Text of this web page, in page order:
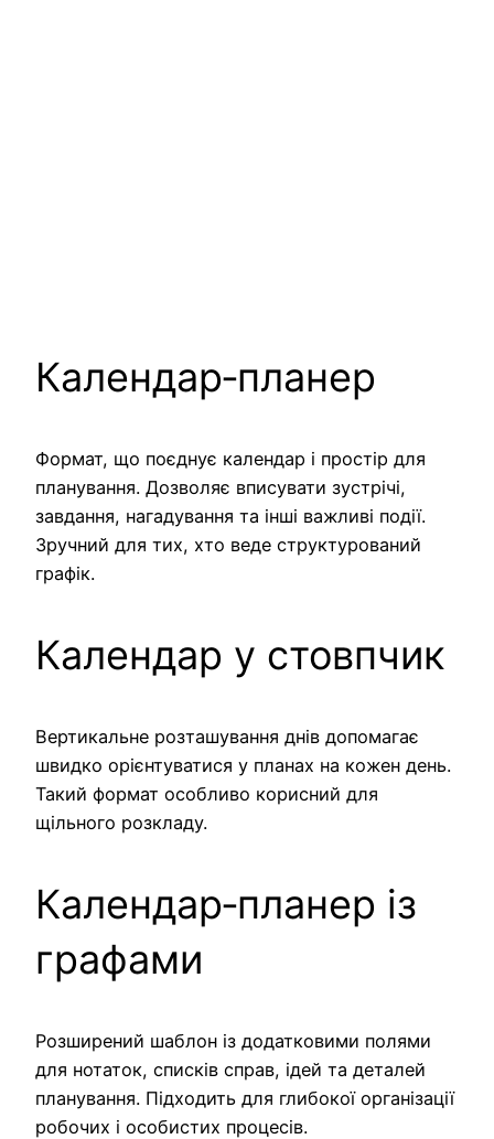
Календар‑планер
Формат, що поєднує календар і простір для
планування. Дозволяє вписувати зустрічі,
завдання, нагадування та інші важливі події.
Зручний для тих, хто веде структурований
графік.
Календар у стовпчик
Вертикальне розташування днів допомагає
швидко орієнтуватися у планах на кожен день.
Такий формат особливо корисний для
щільного розкладу.
Календар‑планер із
графами
Розширений шаблон із додатковими полями
для нотаток, списків справ, ідей та деталей
планування. Підходить для глибокої організації
робочих і особистих процесів.